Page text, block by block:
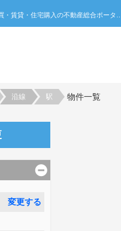
沿線 駅 物件一覧
変更する